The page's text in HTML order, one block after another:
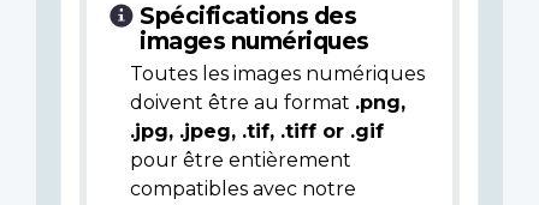
Spécifications des
images numériques
Toutes les images numériques
doivent être au format .png,
.jpg, .jpeg, .tif, .tiff or .gif
pour être entièrement
compatibles avec notre